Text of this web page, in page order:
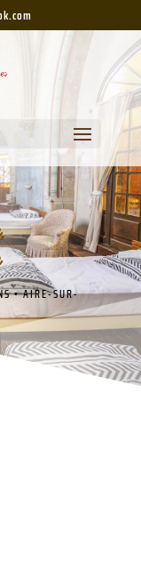
• AIRE-SUR-